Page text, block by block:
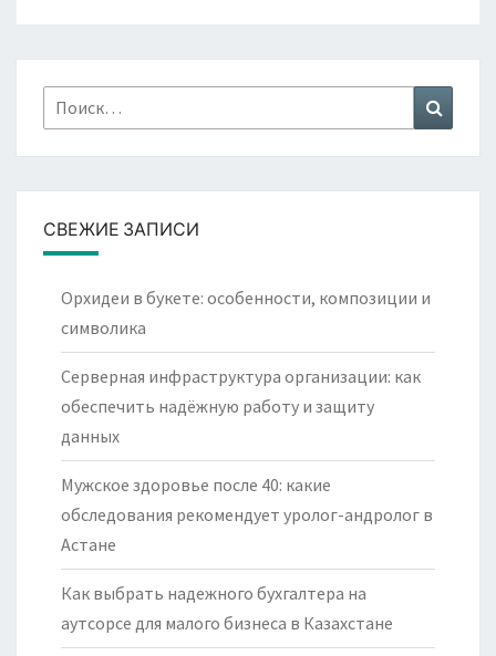
Найти:
СВЕЖИЕ ЗАПИСИ
Орхидеи в букете: особенности, композиции и
символика
Серверная инфраструктура организации: как
обеспечить надёжную работу и защиту
данных
Мужское здоровье после 40: какие
обследования рекомендует уролог-андролог в
Астане
Как выбрать надежного бухгалтера на
аутсорсе для малого бизнеса в Казахстане